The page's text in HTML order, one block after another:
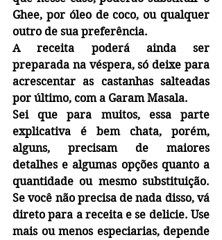
Ghee, por óleo de coco, ou qualquer
outro de sua preferência.
A receita poderá ainda ser
preparada na véspera, só deixe para
acrescentar as castanhas salteadas
por último, com a Garam Masala.
Sei que para muitos, essa parte
explicativa é bem chata, porém,
alguns, precisam de maiores
detalhes e algumas opções quanto a
quantidade ou mesmo substituição.
Se você não precisa de nada disso, vá
direto para a receita e se delicie. Use
mais ou menos especiarias, depende